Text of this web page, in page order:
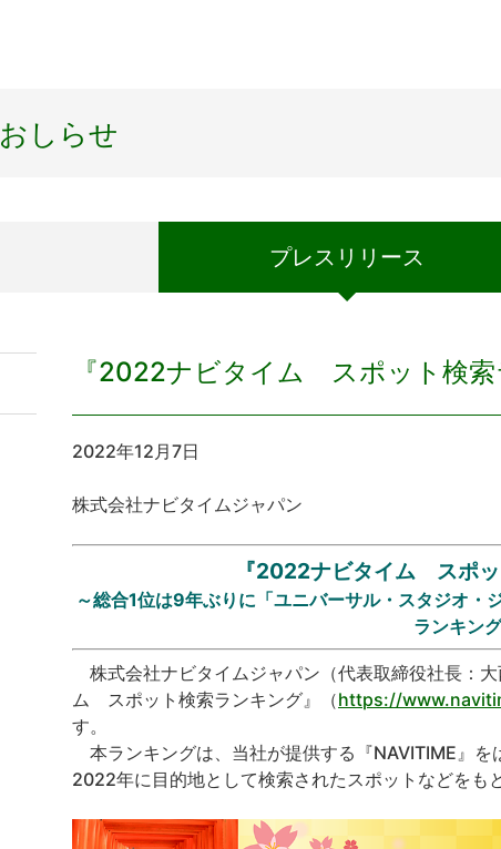
経営理念
おしらせ
プレス リリース
『2022ナビタイム スポット検
2022年12月7日
株式会社ナビタイムジャパン
『2022ナビタイム スポ
～総合1位は9年ぶりに「ユニバーサル・スタジオ・
ランキン
株式会社ナビタイムジャパン（代表取締役社長：
ム スポット検索ランキング』（https://
す。
本ランキングは、当社が提供する『NAVITIME』を
2022年に目的地として検索されたスポットなどをも